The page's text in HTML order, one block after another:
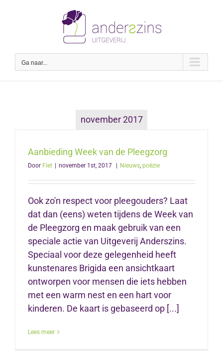
Ga naar...
november 2017
Aanbieding Week van de Pleegzorg
Door Fiet | november 1st, 2017 | Nieuws poëzie
Ook zo'n respect voor pleegouders? Laat
dat dan (eens) weten tijdens de Week van
de Pleegzorg en maak gebruik van een
speciale actie van Uitgeverij Anderszins.
Speciaal voor deze gelegenheid heeft
kunstenares Brigida een ansichtkaart
ontworpen voor mensen die iets hebben
met een warm nest en een hart voor
kinderen. De kaart is gebaseerd op [...]
Lees meer